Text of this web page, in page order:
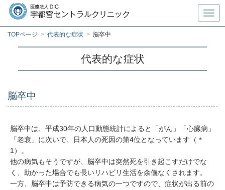
TOPページ > 代表的な症状 > 脳卒中
代表的な症状
脳卒中
脳卒中は、平成30年の人口動態統計によると「がん」「心臓病」
「老衰」に次いで、日本人の死因の第4位となっています（＊
1）。
他の病気もそうですが、脳卒中は突然死を引き起こすだけでな
く、助かった場合でも長いリハビリ生活を余儀なくされます。
一方、脳卒中は予防できる病気の一つですので、症状が出る前の